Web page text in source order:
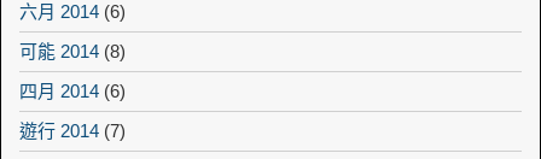
六月 2014 (6)
可能 2014 (8)
四月 2014 (6)
遊行 2014 (7)